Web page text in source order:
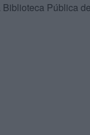
Pública